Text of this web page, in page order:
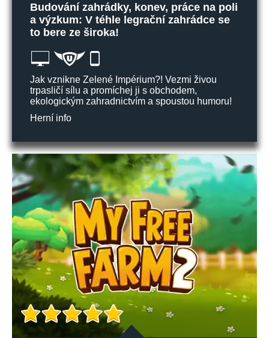
Budování zahrádky, konev, práce na poli
a výzkum: V téhle legrační zahrádce se
to bere ze široka!
Jak vznikne Zelené Impérium?! Vezmi živou
trpasličí sílu a promíchej ji s obchodem,
ekologickým zahradnictvím a spoustou humoru!
Herní info